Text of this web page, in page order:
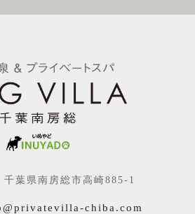
葉県南房総市高崎885-1
chiba.com